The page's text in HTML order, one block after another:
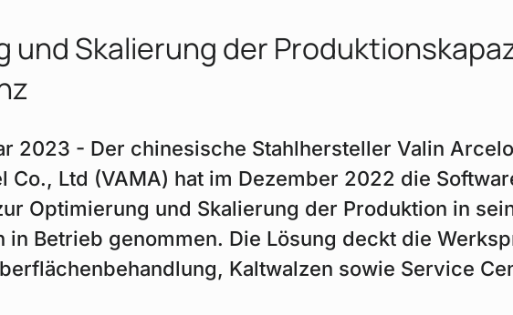
und Skalierung der
2023 - Der chinesische Stahlhersteller Valin
Co., Ltd (VAMA) hat im Dezember 2022 die
Optimierung und Skalierung der Produktion in
in Betrieb genommen. Die Lösung deckt die
Kaltwalzen sowie Service